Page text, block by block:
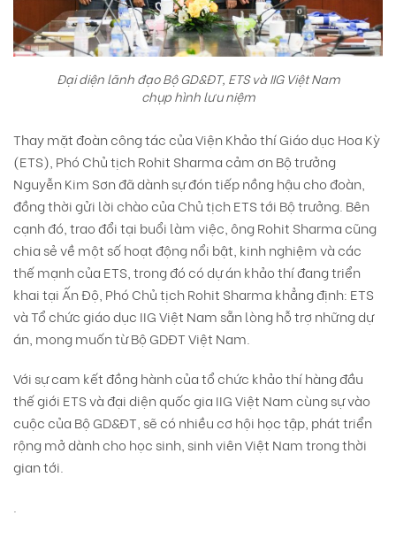
Đại diện lãnh đạo Bộ GD&ĐT, ETS và IIG Việt Nam
chụp hình lưu niệm
Thay mặt đoàn công tác của Viện Khảo thí Giáo dục Hoa Kỳ
(ETS), Phó Chủ tịch Rohit Sharma cảm ơn Bộ trưởng
Nguyễn Kim Sơn đã dành sự đón tiếp nồng hậu cho đoàn,
đồng thời gửi lời chào của Chủ tịch ETS tới Bộ trưởng. Bên
cạnh đó, trao đổi tại buổi làm việc, ông Rohit Sharma cũng
chia sẻ về một số hoạt động nổi bật, kinh nghiệm và các
thế mạnh của ETS, trong đó có dự án khảo thí đang triển
khai tại Ấn Độ, Phó Chủ tịch Rohit Sharma khẳng định: ETS
và Tổ chức giáo dục IIG Việt Nam sẵn lòng hỗ trợ những dự
án, mong muốn từ Bộ GDĐT Việt Nam.
Với sự cam kết đồng hành của tổ chức khảo thí hàng đầu
thế giới ETS và đại diện quốc gia IIG Việt Nam cùng sự vào
cuộc của Bộ GD&ĐT, sẽ có nhiều cơ hội học tập, phát triển
rộng mở dành cho học sinh, sinh viên Việt Nam trong thời
gian tới.